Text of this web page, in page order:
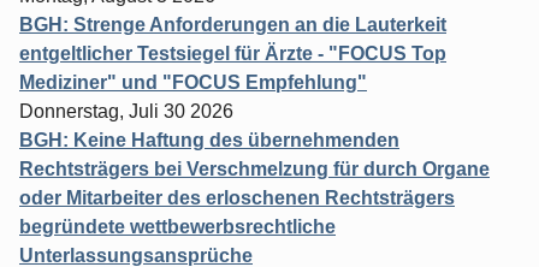
BGH: Strenge Anforderungen an die Lauterkeit
entgeltlicher Testsiegel für Ärzte - "FOCUS Top
Mediziner" und "FOCUS Empfehlung"
Donnerstag, Juli 30 2026
BGH: Keine Haftung des übernehmenden
Rechtsträgers bei Verschmelzung für durch Organe
oder Mitarbeiter des erloschenen Rechtsträgers
begründete wettbewerbsrechtliche
Unterlassungsansprüche